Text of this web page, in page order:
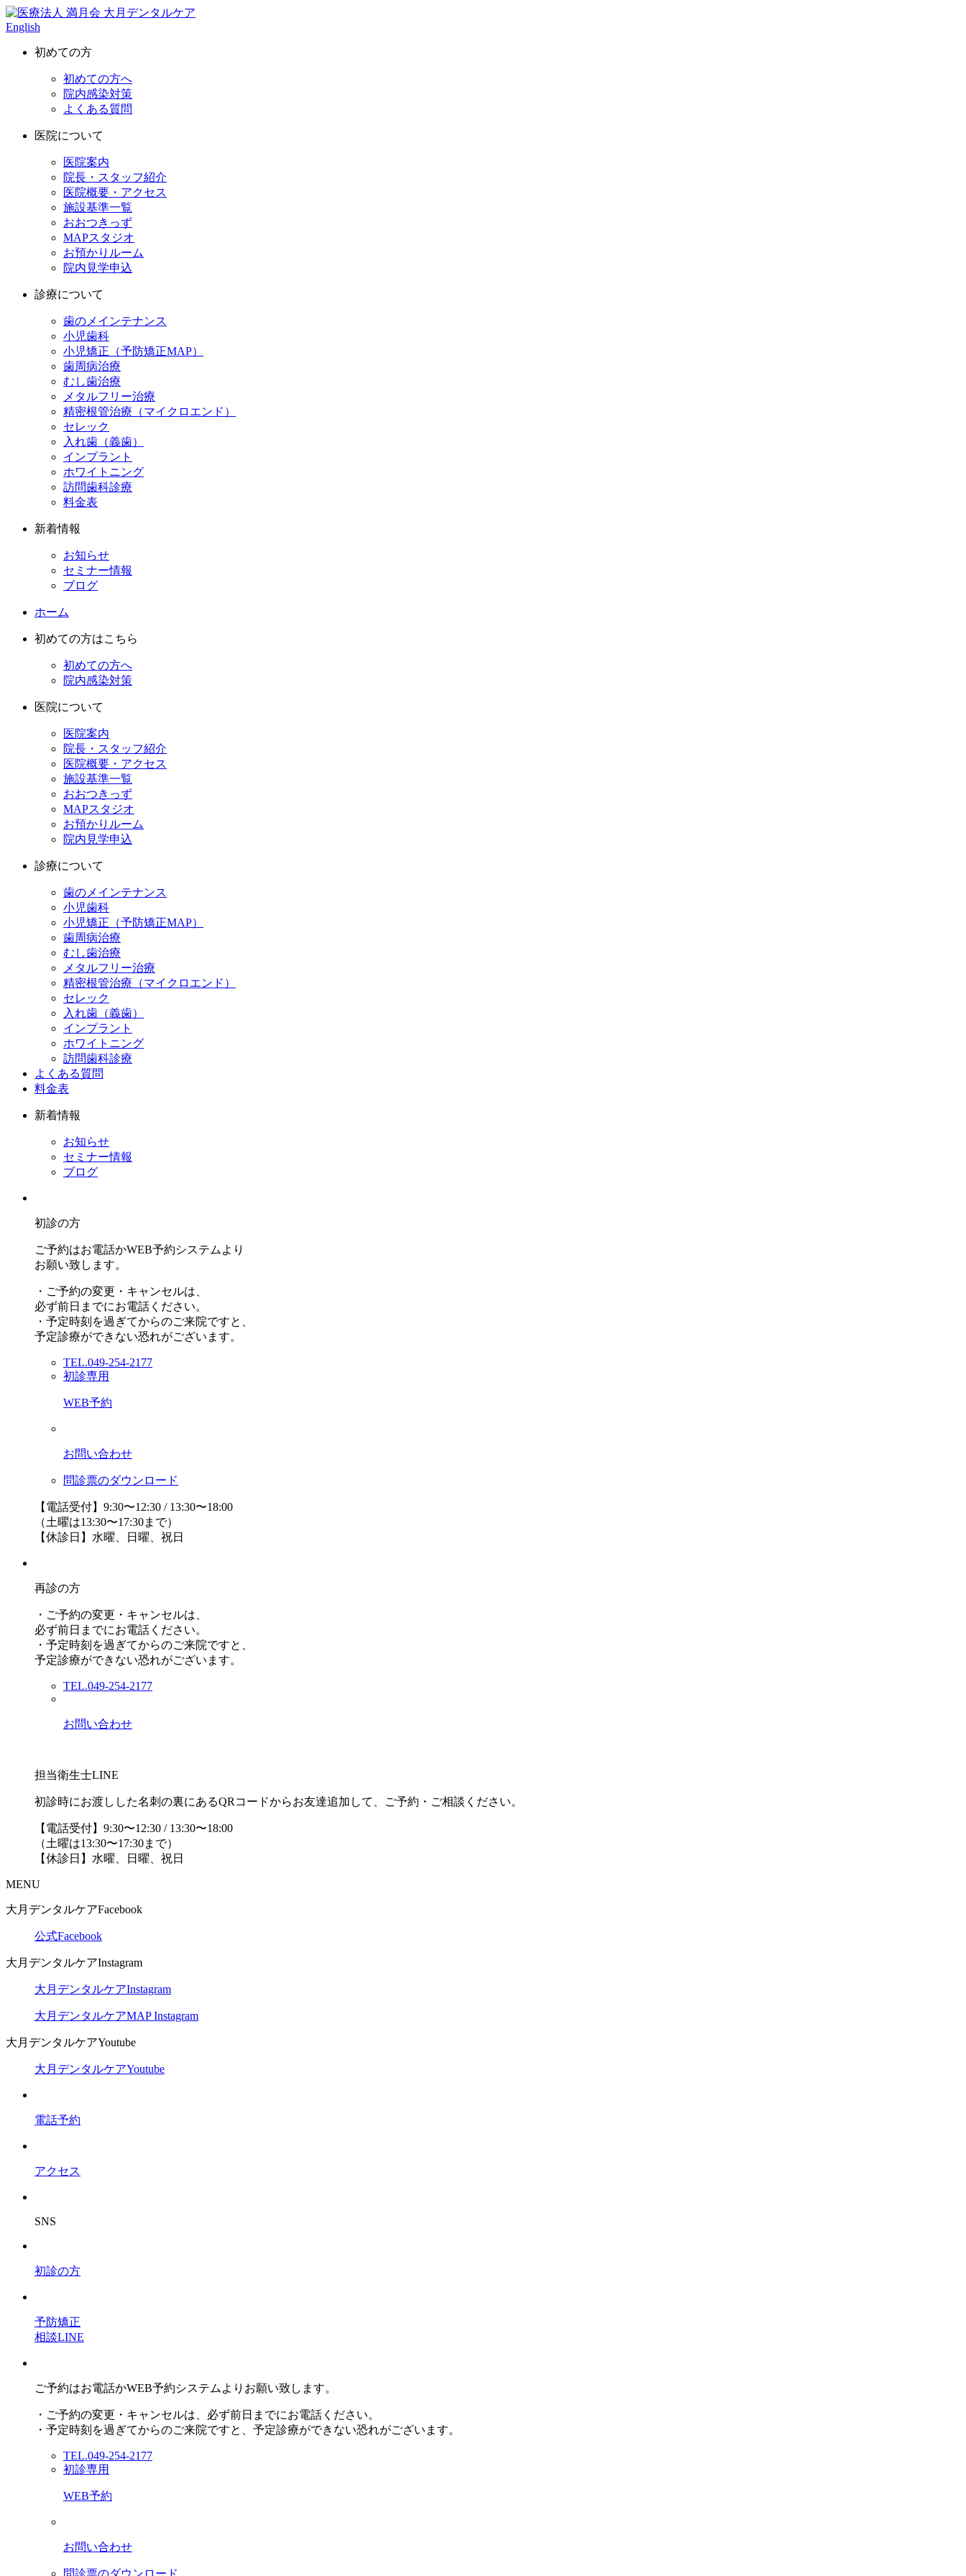
English
初めての方
初めての方へ
院内感染対策
よくある質問
医院について
医院案内
院長・スタッフ紹介
医院概要・アクセス
施設基準一覧
おおつきっず
MAPスタジオ
お預かりルーム
院内見学申込
診療について
歯のメインテナンス
小児歯科
小児矯正（予防矯正MAP）
歯周病治療
むし歯治療
メタルフリー治療
精密根管治療（マイクロエンド）
セレック
入れ歯（義歯）
インプラント
ホワイトニング
訪問歯科診療
料金表
新着情報
お知らせ
セミナー情報
ブログ
ホーム
初めての方はこちら
初めての方へ
院内感染対策
医院について
医院案内
院長・スタッフ紹介
医院概要・アクセス
施設基準一覧
おおつきっず
MAPスタジオ
お預かりルーム
院内見学申込
診療について
歯のメインテナンス
小児歯科
小児矯正（予防矯正MAP）
歯周病治療
むし歯治療
メタルフリー治療
精密根管治療（マイクロエンド）
セレック
入れ歯（義歯）
インプラント
ホワイトニング
訪問歯科診療
よくある質問
料金表
新着情報
お知らせ
セミナー情報
ブログ
初診の方
ご予約はお電話かWEB予約システムより
お願い致します。
・ご予約の変更・キャンセルは、
必ず前日までにお電話ください。
・予定時刻を過ぎてからのご来院ですと、
予定診療ができない恐れがございます。
TEL.049-254-2177
初診専用
WEB予約
お問い合わせ
問診票のダウンロード
【電話受付】9:30〜12:30 / 13:30〜18:00
（土曜は13:30〜17:30まで）
【休診日】水曜、日曜、祝日
再診の方
・ご予約の変更・キャンセルは、
必ず前日までにお電話ください。
・予定時刻を過ぎてからのご来院ですと、
予定診療ができない恐れがございます。
TEL.049-254-2177
お問い合わせ
担当衛生士LINE
初診時にお渡しした名刺の裏にあるQRコードからお友達追加して、ご予約・ご相談ください。
【電話受付】9:30〜12:30 / 13:30〜18:00
（土曜は13:30〜17:30まで）
【休診日】水曜、日曜、祝日
MENU
大月デンタルケアFacebook
公式Facebook
大月デンタルケアInstagram
大月デンタルケアInstagram
大月デンタルケアMAP Instagram
大月デンタルケアYoutube
大月デンタルケアYoutube
電話予約
アクセス
SNS
初診の方
予防矯正
相談LINE
ご予約はお電話かWEB予約システムよりお願い致します。
・ご予約の変更・キャンセルは、必ず前日までにお電話ください。
・予定時刻を過ぎてからのご来院ですと、予定診療ができない恐れがございます。
TEL.049-254-2177
初診専用
WEB予約
お問い合わせ
問診票のダウンロード